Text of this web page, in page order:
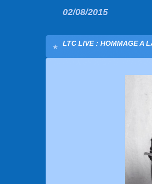
02/08/2015
LTC LIVE : HOMMAGE A